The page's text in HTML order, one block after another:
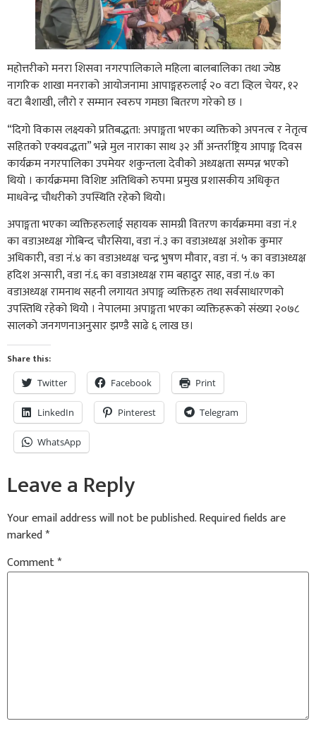
महोत्तरीको मनरा शिसवा नगरपालिकाले महिला बालबालिका तथा ज्येष्ठ
नागरिक शाखा मनराको आयोजनामा आपाङ्गहरुलाई २० वटा व्हिल चेयर, १२
वटा बैशाखी, लौरो र सम्मान स्वरुप गमछा बितरण गरेको छ ।
“दिगो विकास लक्ष्यको प्रतिबद्धता: अपाङ्गता भएका व्यक्तिको अपनत्व र नेतृत्व
सहितको एक्यवद्धता” भन्ने मुल नाराका साथ ३२ औं अन्तर्राष्ट्रिय आपाङ्ग दिवस
कार्यक्रम नगरपालिका उपमेयर शकुन्तला देवीको अध्यक्षता सम्पन्न भएको
थियो । कार्यक्रममा विशिष्ट अतिथिको रुपमा प्रमुख प्रशासकीय अधिकृत
माधवेन्द्र चौधरीको उपस्थिति रहेकोे थियोे।
अपाङ्गता भएका व्यक्तिहरुलाई सहायक सामग्री वितरण कार्यक्रममा वडा नं.१
का वडाअध्यक्ष गोबिन्द चौरसिया, वडा नं.३ का वडाअध्यक्ष अशोक कुमार
अधिकारी, वडा नं.४ का वडाअध्यक्ष चन्द्र भुषण मौवार, वडा नं. ५ का वडाअध्यक्ष
हदिश अन्सारी, वडा नं.६ का वडाअध्यक्ष राम बहादुर साह, वडा नं.७ का
वडाअध्यक्ष रामनाथ सहनी लगायत अपाङ्ग व्यक्तिहरु तथा सर्वसाधारणको
उपस्तिथि रहेको थियोे । नेपालमा अपाङ्गता भएका व्यक्तिहरूको संख्या २०७८
सालको जनगणनाअनुसार झण्डै साढे ६ लाख छ।
Share this:
Twitter Facebook Print
LinkedIn Pinterest Telegram
WhatsApp
Leave a Reply
Your email address will not be published.Required fields are
marked*
Comment*